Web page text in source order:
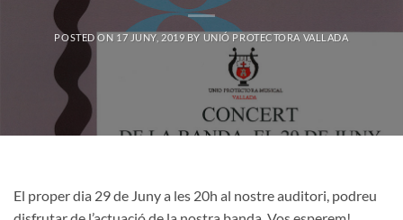
POSTED ON 17 JUNY, 2019 BY UNIÓ PROTECTORA VALLADA
El proper dia 29 de Juny a les 20h al nostre auditori, podreu